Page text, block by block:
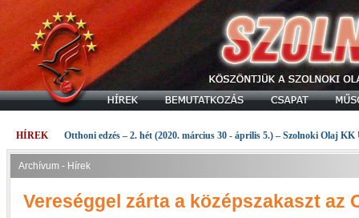
HÍREK Otthoni edzés – 2. hét (2020. március 30 - április 5.) – Szolnoki Olaj KK
Archívum - Hírek
Vereséggel zárta a középszakaszt az